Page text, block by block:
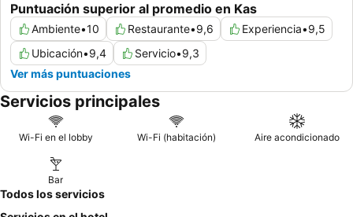
Puntuación superior al promedio en Kas
Ambiente•10 Restaurante•9,6 Experiencia•9,5
Ubicación•9,4 Servicio•9,3
Ver más puntuaciones
Servicios principales
Wi-Fi en el lobby Wi-Fi (habitación) Aire acondicionado
Bar
Todos los servicios